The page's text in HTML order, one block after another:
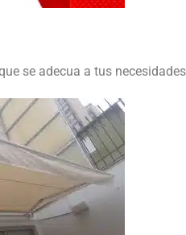
se adecua a tus